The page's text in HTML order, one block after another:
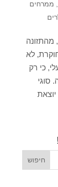
ממרחים
מהתזונה
לא
כי רק
סוגי